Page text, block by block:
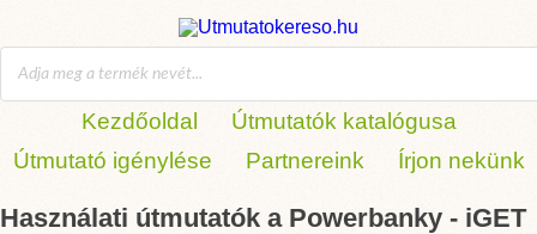
Kezdőoldal
Útmutatók katalógusa
Útmutató igénylése
Partnereink Írjon nekünk
Használati útmutatók a Powerbanky - iGET